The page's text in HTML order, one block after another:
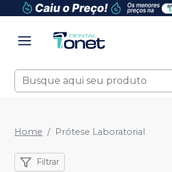
Home Prótese Laboratorial
Filtrar